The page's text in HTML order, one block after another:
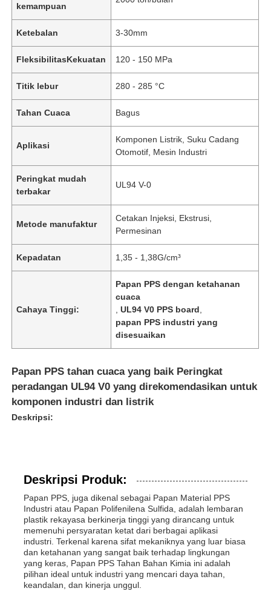
Rumah
Produk
Tentang kita
kemampuan
Ketebalan 3-30mm
FleksibilitasKekuatan 120 - 150 MPa
Titik lebur 280 - 285 °C
Tahan Cuaca Bagus
Aplikasi
Komponen Listrik, Suku Cadang
Otomotif, Mesin Industri
Peringkat mudah
terbakar
UL94 V-0
Metode manufaktur
Cetakan Injeksi, Ekstrusi,
Permesinan
Kepadatan 1,35 - 1,38G/cm³
Cahaya Tinggi:
Papan PPS dengan ketahanan
cuaca
,UL94 V0 PPS board
papan PPS industri yang
disesuaikan
Papan PPS tahan cuaca yang baik Peringkat
peradangan UL94 V0 yang direkomendasikan untuk
komponen industri dan listrik
Deskripsi:
Deskripsi Produk:
Papan PPS, juga dikenal sebagai Papan Material PPS
Industri atau Papan Polifenilena Sulfida, adalah lembaran
plastik rekayasa berkinerja tinggi yang dirancang untuk
memenuhi persyaratan ketat dari berbagai aplikasi
industri. Terkenal karena sifat mekaniknya yang luar biasa
dan ketahanan yang sangat baik terhadap lingkungan
yang keras, Papan PPS Tahan Bahan Kimia ini adalah
pilihan ideal untuk industri yang mencari daya tahan,
keandalan, dan kinerja unggul.